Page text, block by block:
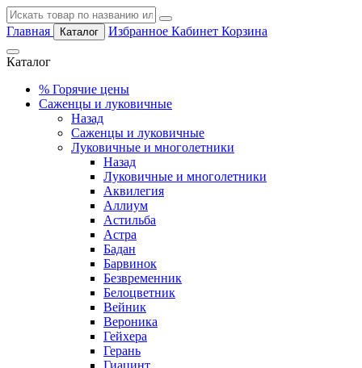
Главная Каталог Избранное Кабинет Корзина
Каталог
% Горячие цены
Саженцы и луковичные
Назад
Саженцы и луковичные
Луковичные и многолетники
Назад
Луковичные и многолетники
Аквилегия
Аллиум
Астильба
Астра
Бадан
Барвинок
Безвременник
Белоцветник
Вейник
Вероника
Гейхера
Герань
Гиацинт